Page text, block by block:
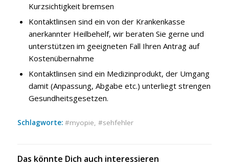
Kurzsichtigkeit bremsen
Kontaktlinsen sind ein von der Krankenkasse
anerkannter Heilbehelf, wir beraten Sie gerne und
unterstützen im geeigneten Fall Ihren Antrag auf
Kostenübernahme
Kontaktlinsen sind ein Medizinprodukt, der Umgang
damit (Anpassung, Abgabe etc.) unterliegt strengen
Gesundheitsgesetzen.
Schlagworte: myopie, sehfehler
Das könnte Dich auch interessieren